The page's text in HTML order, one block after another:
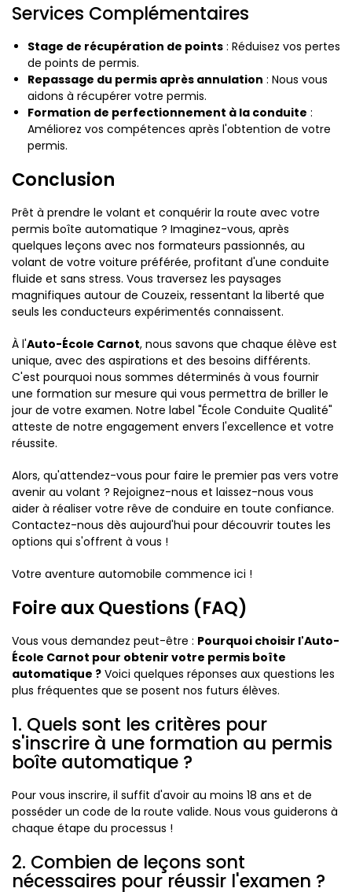
Services Complémentaires
Stage de récupération de points : Réduisez vos pertes
de points de permis.
Repassage du permis après annulation : Nous vous
aidons à récupérer votre permis.
Formation de perfectionnement à la conduite :
Améliorez vos compétences après l'obtention de votre
permis.
Conclusion
Prêt à prendre le volant et conquérir la route avec votre
permis boîte automatique ? Imaginez-vous, après
quelques leçons avec nos formateurs passionnés, au
volant de votre voiture préférée, profitant d'une conduite
fluide et sans stress. Vous traversez les paysages
magnifiques autour de Couzeix, ressentant la liberté que
seuls les conducteurs expérimentés connaissent.
À l'Auto-École Carnot, nous savons que chaque élève est
unique, avec des aspirations et des besoins différents.
C'est pourquoi nous sommes déterminés à vous fournir
une formation sur mesure qui vous permettra de briller le
jour de votre examen. Notre label "École Conduite Qualité"
atteste de notre engagement envers l'excellence et votre
réussite.
Alors, qu'attendez-vous pour faire le premier pas vers votre
avenir au volant ? Rejoignez-nous et laissez-nous vous
aider à réaliser votre rêve de conduire en toute confiance.
Contactez-nous dès aujourd'hui pour découvrir toutes les
options qui s'offrent à vous !
Votre aventure automobile commence ici !
Foire aux Questions (FAQ)
Vous vous demandez peut-être : Pourquoi choisir l'Auto-
École Carnot pour obtenir votre permis boîte
automatique ? Voici quelques réponses aux questions les
plus fréquentes que se posent nos futurs élèves.
1. Quels sont les critères pour
s'inscrire à une formation au permis
boîte automatique ?
Pour vous inscrire, il suffit d'avoir au moins 18 ans et de
posséder un code de la route valide. Nous vous guiderons à
chaque étape du processus !
2. Combien de leçons sont
nécessaires pour réussir l'examen ?